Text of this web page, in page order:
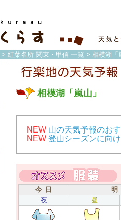
> 紅葉名所-関東・甲信 一覧 > 相模湖「
相模湖「嵐山」
NEW 山の天気予報のお
NEW 登山シーズンに向
今 日 明
夜
昼